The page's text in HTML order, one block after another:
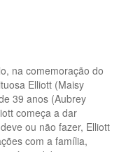
na comemoração do
Elliott (Maisy
39 anos (Aubrey
começa a dar
ou não fazer, Elliott
com a família,